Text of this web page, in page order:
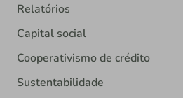
Relatórios
Capital social
Cooperativismo de crédito
Sustentabilidade